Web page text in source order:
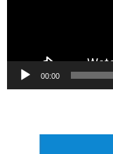
00:00